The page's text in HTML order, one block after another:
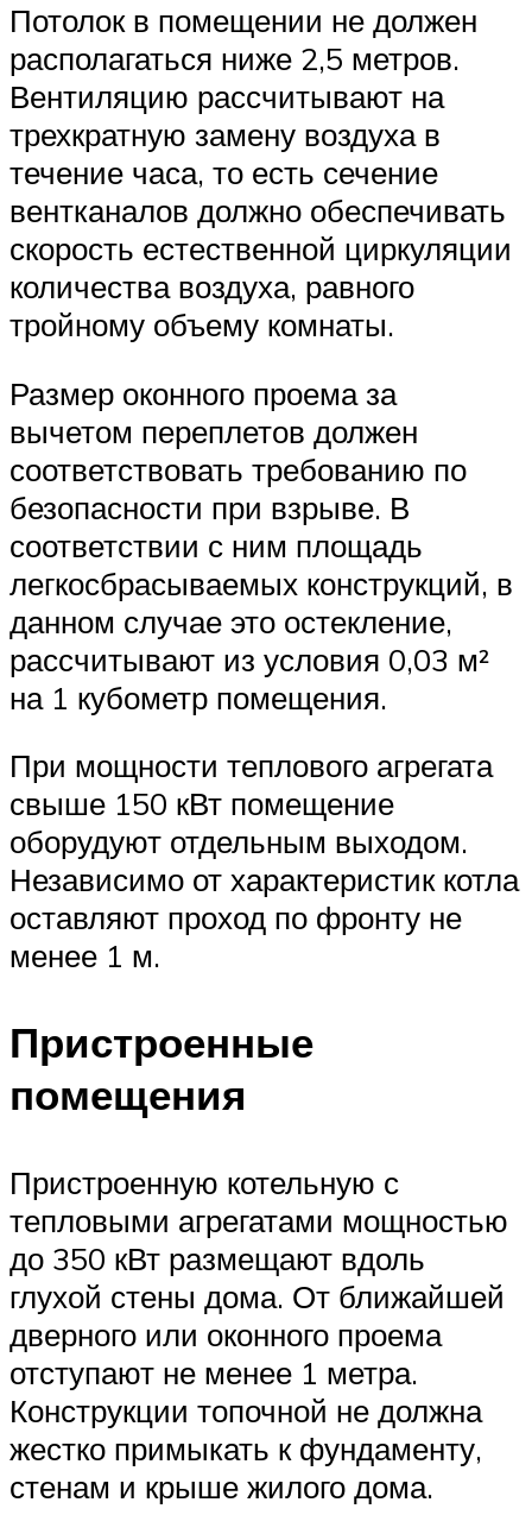
Потолок в помещении не должен
располагаться ниже 2,5 метров.
Вентиляцию рассчитывают на
трехкратную замену воздуха в
течение часа, то есть сечение
вентканалов должно обеспечивать
скорость естественной циркуляции
количества воздуха, равного
тройному объему комнаты.
Размер оконного проема за
вычетом переплетов должен
соответствовать требованию по
безопасности при взрыве. В
соответствии с ним площадь
легкосбрасываемых конструкций, в
данном случае это остекление,
рассчитывают из условия 0,03 м²
на 1 кубометр помещения.
При мощности теплового агрегата
свыше 150 кВт помещение
оборудуют отдельным выходом.
Независимо от характеристик котла
оставляют проход по фронту не
менее 1 м.
Пристроенные
помещения
Пристроенную котельную с
тепловыми агрегатами мощностью
до 350 кВт размещают вдоль
глухой стены дома. От ближайшей
дверного или оконного проема
отступают не менее 1 метра.
Конструкции топочной не должна
жестко примыкать к фундаменту,
стенам и крыше жилого дома.